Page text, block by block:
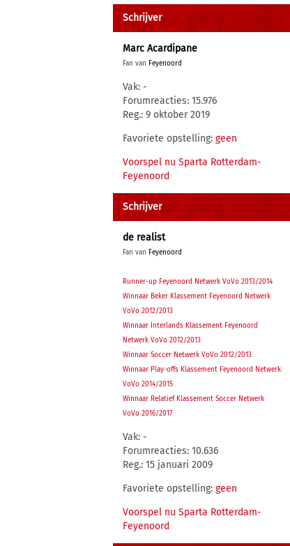
Schrijver
Marc Acardipane
Fan van Feyenoord
Vak: -
Forumreacties: 15.976
Reg.: 9 oktober 2019
Favoriete opstelling: geen
Voorspel nu Sparta Rotterdam-
Feyenoord
Schrijver
de realist
Fan van Feyenoord
Runner-up Feyenoord Netwerk VoVo 2013/2014
Winnaar Beker Klassement Feyenoord Netwerk
VoVo 2012/2013
Winnaar Interlands Klassement Feyenoord
Netwerk VoVo 2012/2013
Winnaar Soccer Netwerk VoVo 2012/2013
Winnaar Play-offs Klassement Feyenoord Netwerk
VoVo 2014/2015
Winnaar Relatief Klassement Soccer Netwerk
VoVo 2016/2017
Vak: -
Forumreacties: 10.636
Reg.: 15 januari 2009
Favoriete opstelling: geen
Voorspel nu Sparta Rotterdam-
Feyenoord